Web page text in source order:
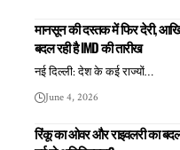
मानसून की दस्तक में फिर देरी,
बदल रही है IMD की तारीख
नई दिल्ली: देश के कई राज्यों…
June 4, 2026
रिंकू का ओवर और राइवलरी का